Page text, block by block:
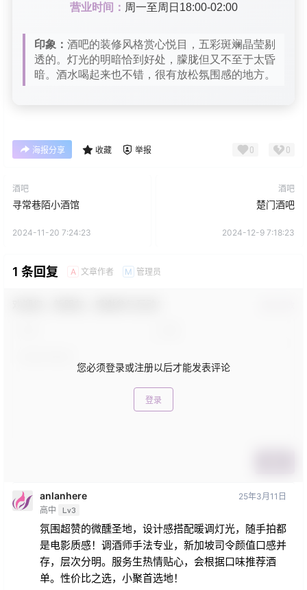
营业时间： 周一至周日18:00-02:00
印象： 酒吧的装修风格赏心悦目，五彩斑斓晶莹剔
透的。灯光的明暗恰到好处，朦胧但又不至于太昏
暗。酒水喝起来也不错，很有放松氛围感的地方。
海报分享 收藏 举报 0 0
酒吧
寻常巷陌小酒馆
2024-11-20 7:24:23
酒吧
楚门酒吧
2024-12-9 7:18:23
1 条回复 A 文章作者 M 管理员
您必须登录或注册以后才能发表评论
登录
anlanhere
高中 Lv3
25年3月11日
氛围超赞的微醺圣地，设计感搭配暖调灯光，随手拍都
是电影质感！调酒师手法专业，新加坡司令颜值口感并
存，层次分明。服务生热情贴心，会根据口味推荐酒
单。性价比之选，小聚首选地！